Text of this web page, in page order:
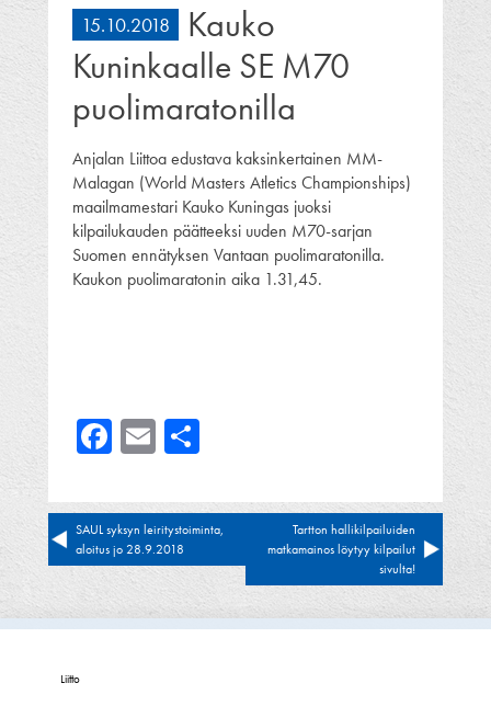
15.10.2018
Kauko
Kuninkaalle SE M70
puolimaratonilla
Anjalan Liittoa edustava kaksinkertainen MM-
Malagan (World Masters Atletics Championships)
maailmamestari Kauko Kuningas juoksi
kilpailukauden päätteeksi uuden M70-sarjan
Suomen ennätyksen Vantaan puolimaratonilla.
Kaukon puolimaratonin aika 1.31,45.
Facebook
Email
Artikkelien
selaus
SAUL syksyn leiritystoiminta,
aloitus jo 28.9.2018
Tartton hallikilpailuiden
matkamainos löytyy kilpailut
sivulta!
Liitto